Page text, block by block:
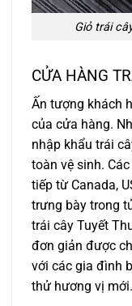
Giỏ trái
CỬA HÀNG
Ấn tượng khách
của cửa hàng.
nhập khẩu trái
toàn vệ sinh.
tiếp từ Canada,
trưng bày trong
trái cây Tuyết
đơn giản được
với các gia đình
thử hương vị mới.